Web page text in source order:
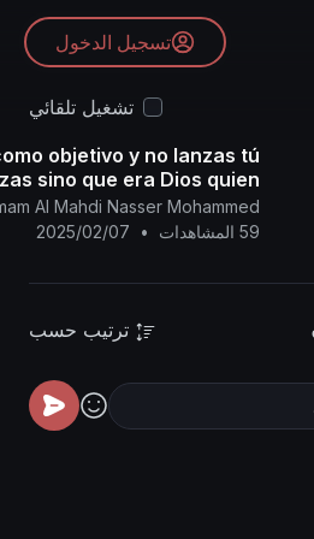
تسجيل الدخول
تشغيل تلقائي
objetivo y no lanzas tú
sino que era Dios quien
lanzaba.
Al Mahdi Nasser Mohammed
59 المشاهدات
•
2025/02/07
ترتيب حسب